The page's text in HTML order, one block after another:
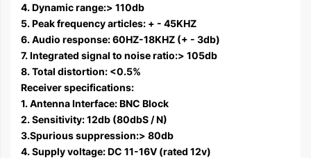
4. Dynamic range:> 110db
5. Peak frequency articles: + - 45KHZ
6. Audio response: 60HZ-18KHZ (+ - 3db)
7. Integrated signal to noise ratio:> 105db
8. Total distortion: <0.5%
Receiver specifications:
1. Antenna Interface: BNC Block
2. Sensitivity: 12db (80dbS / N)
3.Spurious suppression:> 80db
4. Supply voltage: DC 11-16V (rated 12v)